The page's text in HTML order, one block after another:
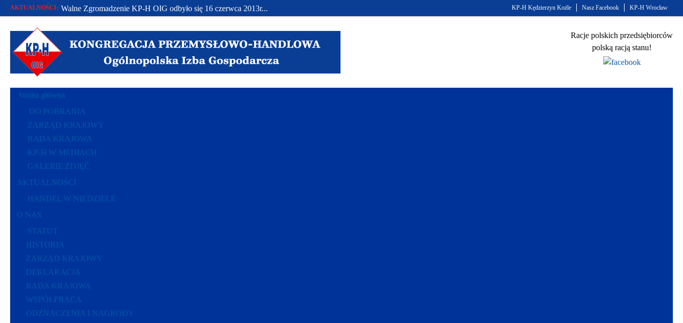
AKTUALNOŚCI: Walne Zgromadzenie KP-H OIG odbyło się 16 czerwca 2013r...
Od 2002 r. bronimy praw polskich przedsiębiorców...
KP-H Kędzierzyn Kożle Nasz Facebook KP-H Wrocław
Racje polskich przedsiębiorców
polską racją stanu!
Strona główna
DO POBRANIA
ZARZĄD KRAJOWY
RADA KRAJOWA
KP-H W MEDIACH
GALERIE ZDJĘĆ
AKTUALNOŚCI
HANDEL W NIEDZIELE
O NAS
STATUT
HISTORIA
ZARZĄD KRAJOWY
DEKLARACJA
RADA KRAJOWA
WSPÓŁPRACA
ODZNACZENIA I NAGRODY